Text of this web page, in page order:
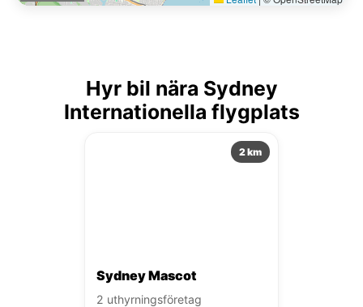
Hyr bil nära Sydney
Internationella flygplats
2 km
Sydney Mascot
2 uthyrningsföretag